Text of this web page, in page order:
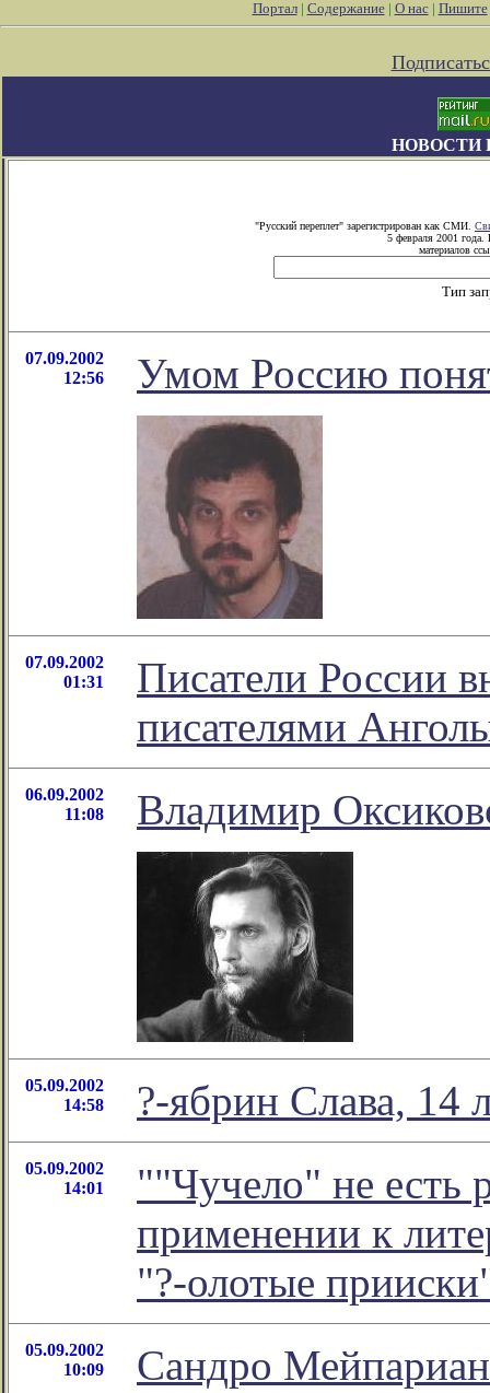
Портал| Содержание| О нас| Пишите
НОВОСТИ
"Русский переплет" зарегистрирован как СМИ.
5 февраля 2001 года.
материалов
Тип
07.09.2002
12:56
Умом Россию
07.09.2002
01:31
Писатели России
писателями
06.09.2002
11:08
Владимир
05.09.2002
14:58
?-ябрин Слава, 14
05.09.2002
14:01
""Чучело" не есть
применении к
"?-олотые
05.09.2002
10:09
Сандро